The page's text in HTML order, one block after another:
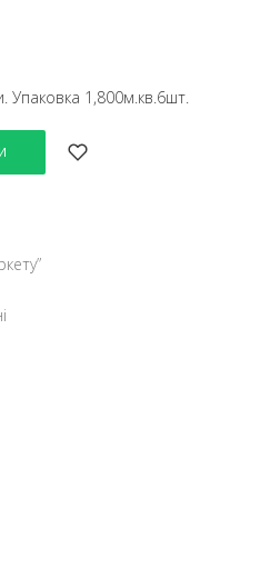
Упаковка 1,800м.кв.6шт.